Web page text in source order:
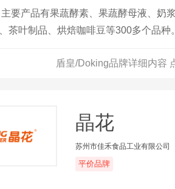
主要产品有果蔬酵素、果蔬酵母液、奶
茶叶制品、烘焙咖啡豆等300多个品种。
盾皇/Doking品牌详细内容
晶花
苏州市佳禾食品工业有限公司
平价品牌